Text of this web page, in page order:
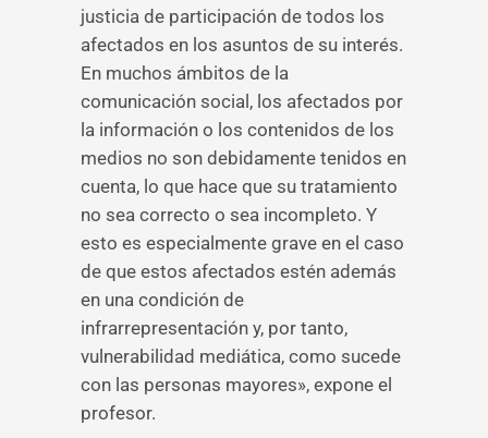
justicia de participación de todos los
afectados en los asuntos de su interés.
En muchos ámbitos de la
comunicación social, los afectados por
la información o los contenidos de los
medios no son debidamente tenidos en
cuenta, lo que hace que su tratamiento
no sea correcto o sea incompleto. Y
esto es especialmente grave en el caso
de que estos afectados estén además
en una condición de
infrarrepresentación y, por tanto,
vulnerabilidad mediática, como sucede
con las personas mayores», expone el
profesor.